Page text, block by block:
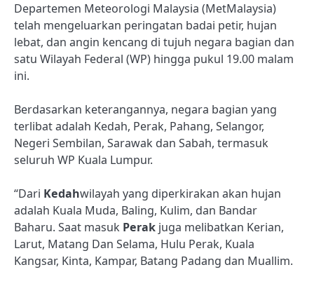
Departemen Meteorologi Malaysia (MetMalaysia)
telah mengeluarkan peringatan badai petir, hujan
lebat, dan angin kencang di tujuh negara bagian dan
satu Wilayah Federal (WP) hingga pukul 19.00 malam
ini.
Berdasarkan keterangannya, negara bagian yang
terlibat adalah Kedah, Perak, Pahang, Selangor,
Negeri Sembilan, Sarawak dan Sabah, termasuk
seluruh WP Kuala Lumpur.
“Dari Kedahwilayah yang diperkirakan akan hujan
adalah Kuala Muda, Baling, Kulim, dan Bandar
Baharu. Saat masuk Perak juga melibatkan Kerian,
Larut, Matang Dan Selama, Hulu Perak, Kuala
Kangsar, Kinta, Kampar, Batang Padang dan Muallim.